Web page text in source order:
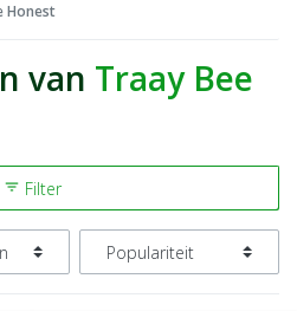
Honest
van Traay Bee
filter_list Filter